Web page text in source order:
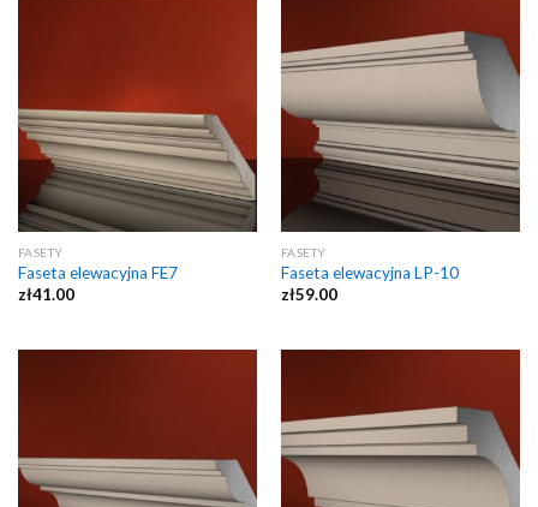
FASETY
Faseta elewacyjna FE7
zł41.00
FASETY
Faseta elewacyjna LP-10
zł59.00